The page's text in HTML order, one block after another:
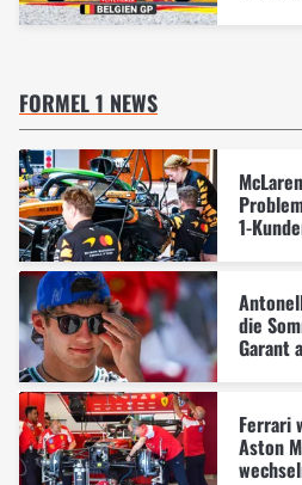
FORMEL 1 NEWS
1-
die
Garant
Ferrari
Aston